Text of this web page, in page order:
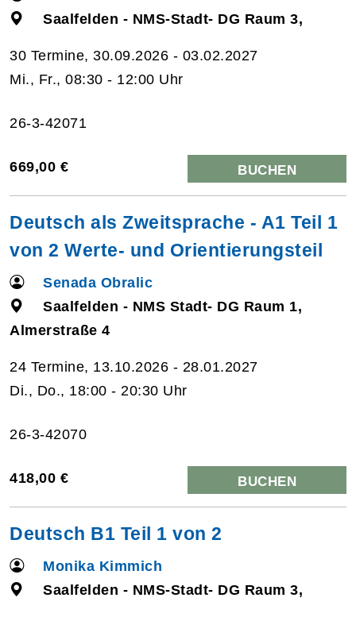
Saalfelden - NMS-Stadt- DG Raum 3,
30 Termine, 30.09.2026 - 03.02.2027
Mi., Fr., 08:30 - 12:00 Uhr
26-3-42071
669,00 € BUCHEN
Deutsch als Zweitsprache - A1 Teil 1
von 2 Werte- und Orientierungsteil
Senada Obralic
Saalfelden - NMS Stadt- DG Raum 1,
Almerstraße 4
24 Termine, 13.10.2026 - 28.01.2027
Di., Do., 18:00 - 20:30 Uhr
26-3-42070
418,00 € BUCHEN
Deutsch B1 Teil 1 von 2
Monika Kimmich
Saalfelden - NMS-Stadt- DG Raum 3,